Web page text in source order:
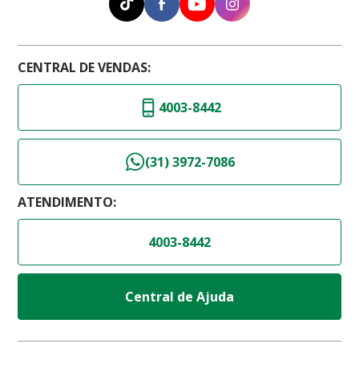
CENTRAL DE VENDAS:
4003-8442
(31) 3972-7086
ATENDIMENTO:
4003-8442
Central de Ajuda